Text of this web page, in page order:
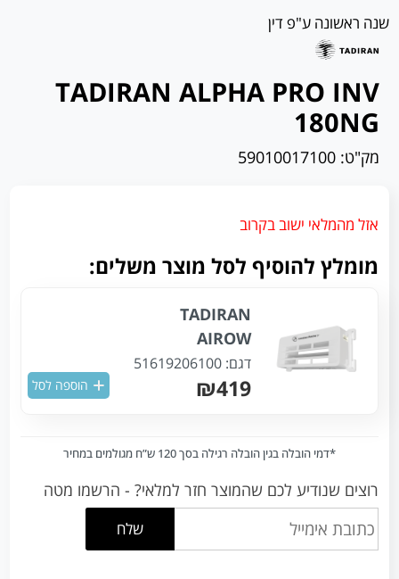
שנה ראשונה ע"פ דין
TADIRAN ALPHA PRO INV
180NG
מק"ט: 59010017100
אזל מהמלאי ישוב בקרוב
מומלץ להוסיף לסל מוצר משלים:
TADIRAN
AIROW
דגם: 51619206100
₪419 הוספה לסל
*דמי הובלה בגין הובלה רגילה בסך 120 ש”ח מגולמים במחיר
רוצים שנודיע לכם שהמוצר חזר למלאי? - הרשמו מטה
שלח